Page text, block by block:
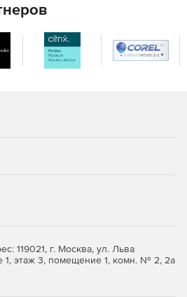
119021, г. Москва, ул. Льва
1, этаж 3, помещение 1, комн. № 2, 2а